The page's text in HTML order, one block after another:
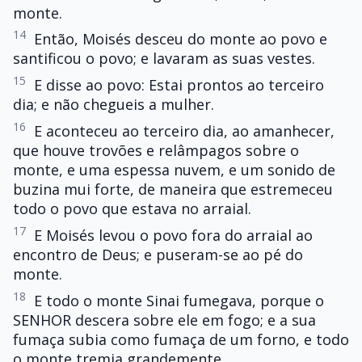
monte.
14
Então, Moisés desceu do monte ao povo e
santificou o povo; e lavaram as suas vestes.
15
E disse ao povo: Estai prontos ao terceiro
dia; e não chegueis a mulher.
16
E aconteceu ao terceiro dia, ao amanhecer,
que houve trovões e relâmpagos sobre o
monte, e uma espessa nuvem, e um sonido de
buzina mui forte, de maneira que estremeceu
todo o povo que estava no arraial.
17
E Moisés levou o povo fora do arraial ao
encontro de Deus; e puseram-se ao pé do
monte.
18
E todo o monte Sinai fumegava, porque o
SENHOR descera sobre ele em fogo; e a sua
fumaça subia como fumaça de um forno, e todo